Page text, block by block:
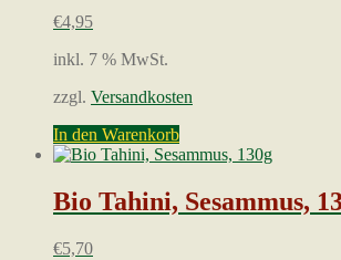
€4,95
inkl. 7 % MwSt.
zzgl. Versandkosten
In den Warenkorb
Bio Tahini, Sesammus,
€5,70